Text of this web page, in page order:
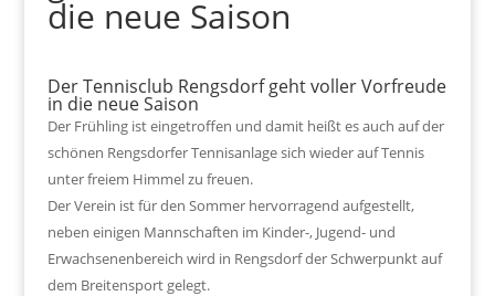
die neue Saison
Der Tennisclub Rengsdorf geht voller Vorfreude
in die neue Saison
Der Frühling ist eingetroffen und damit heißt es auch auf der
schönen Rengsdorfer Tennisanlage sich wieder auf Tennis
unter freiem Himmel zu freuen.
Der Verein ist für den Sommer hervorragend aufgestellt,
neben einigen Mannschaften im Kinder-, Jugend- und
Erwachsenenbereich wird in Rengsdorf der Schwerpunkt auf
dem Breitensport gelegt.